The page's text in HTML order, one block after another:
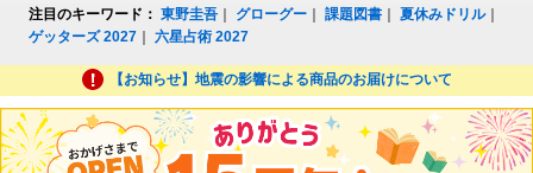
注目のキーワード： 東野圭吾 グローグー ｜課題図書 ｜夏休みドリル｜
ゲッターズ 2027 ｜六星占術 2027
【お知らせ】地震の影響による商品のお届けについて